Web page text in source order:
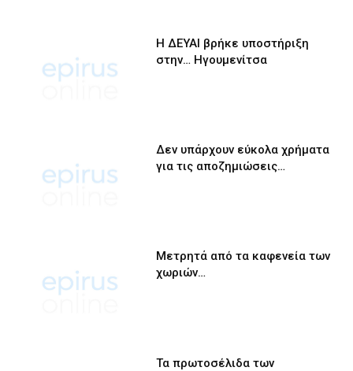
Η ΔΕΥΑΙ βρήκε υποστήριξη
στην… Ηγουμενίτσα
Δεν υπάρχουν εύκολα χρήματα
για τις αποζημιώσεις…
Μετρητά από τα καφενεία των
χωριών…
Τα πρωτοσέλιδα των